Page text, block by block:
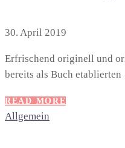
30. April 2019
Erfrischend originell und
bereits als Buch
READ MORE
Allgemein